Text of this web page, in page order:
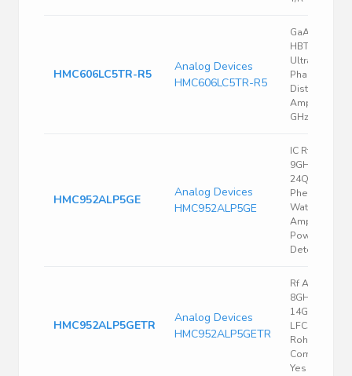
HMC606LC5TR-R5
Analog Devices
HMC606LC5TR-R5
GaAs, InGaP,
HBT, MMIC,
Ultralow
Phase Noise,
Distributed
Amplifier, 2
GHz to 18
HMC952ALP5GE
Analog Devices
HMC952ALP5GE
IC Rf Amp
9GHZ-14GHZ
24QFN / Gaas
Phemt Mmic
Watt Power
Amplifier
Power
Detector
HMC952ALP5GETR
Analog Devices
HMC952ALP5GETR
Rf Amplifier,
8GHZ to
14GHZ,
LFCSP-EP-24
Rohs
Compliant:
Yes